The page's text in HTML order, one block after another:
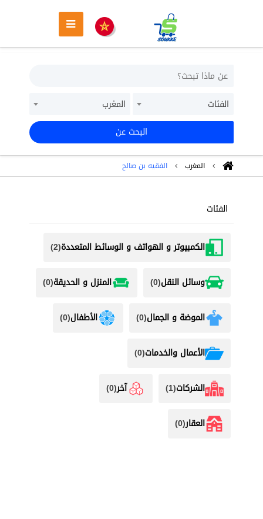
الفئات
المغرب
البحث عن
المغرب الفقيه بن صالح
الفئات
الكمبيوتر و الهواتف و الوسائط المتعددة(2)
وسائل النقل(0) المنزل و الحديقة(0)
الموضة و الجمال(0) الأطفال(0)
اﻷعمال والخدمات(0)
الشركات(1) آخر(0)
العقار(0)